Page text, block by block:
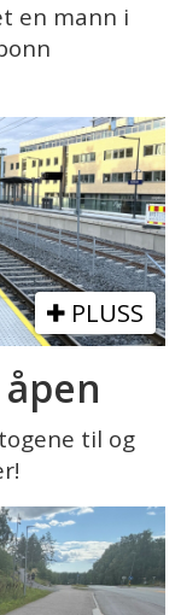
en mann i
PLUSS
til og